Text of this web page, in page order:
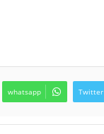
Twitter
whatsapp